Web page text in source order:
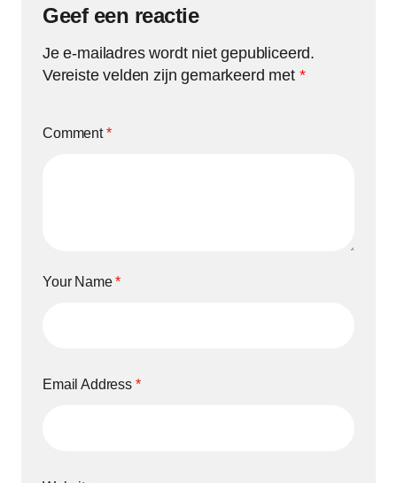
Geef een reactie
Je e-mailadres wordt niet gepubliceerd.
Vereiste velden zijn gemarkeerd met *
Comment*
Your Name*
Email Address *